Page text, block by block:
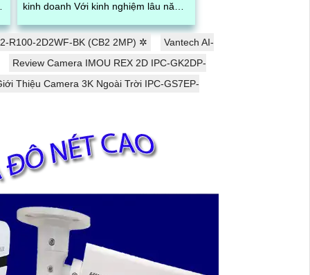
kinh doanh Với kinh nghiệm lâu năm
và đội ngũ kỹ thuật viên chuyên...
R100-2D2WF-BK (CB2 2MP) ✲
Vantech AI-
Review Camera IMOU REX 2D IPC-GK2DP-
Thiệu Camera 3K Ngoài Trời IPC-GS7EP-